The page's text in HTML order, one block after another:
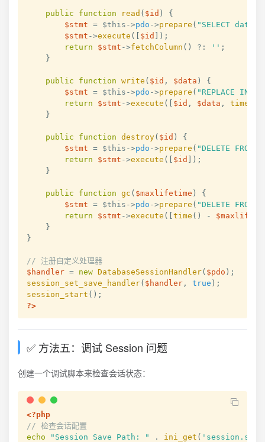
public function read ( $id )
{
$stmt = $this ->pdo ->prepare ( "SELECT data
$stmt ->execute ( $id ) ;
return
$stmt ->fetchColumn ( ) ? : '' ;
}
public function write ( $id , $data )
{
$stmt = $this ->pdo ->prepare ( "REPLACE
return
$stmt ->execute ( $id , $data , time
}
public function destroy( $id )
{
$stmt = $this ->pdo ->prepare ( "DELETE
return
$stmt ->execute ( $id ) ;
}
public function gc ( $maxlifetime )
{
$stmt = $this ->pdo ->prepare ( "DELETE
return
$stmt ->execute ( time ( ) -
}
}
// 注册自定义处理器
$handler = new DatabaseSessionHandler( $pdo ) ;
session_set_save_handler( $handler , true ) ;
session_start ( ) ;
?>
✅ 方法五：调试 Session 问题
创建一个调试脚本来检查会话状态：
<?php
// 检查会话配置
echo
"Session Save Path: " . ini_get (